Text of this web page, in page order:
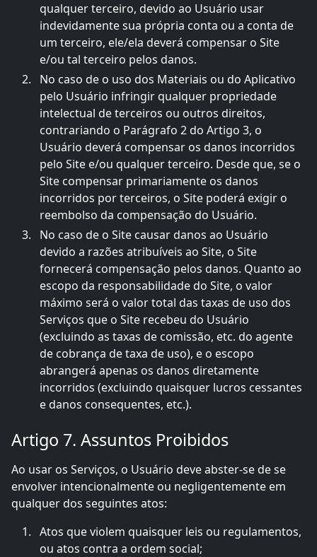
qualquer terceiro, devido ao Usuário usar
indevidamente sua própria conta ou a conta de
um terceiro, ele/ela deverá compensar o Site
e/ou tal terceiro pelos danos.
No caso de o uso dos Materiais ou do Aplicativo
pelo Usuário infringir qualquer propriedade
intelectual de terceiros ou outros direitos,
contrariando o Parágrafo 2 do Artigo 3, o
Usuário deverá compensar os danos incorridos
pelo Site e/ou qualquer terceiro. Desde que, se o
Site compensar primariamente os danos
incorridos por terceiros, o Site poderá exigir o
reembolso da compensação do Usuário.
No caso de o Site causar danos ao Usuário
devido a razões atribuíveis ao Site, o Site
fornecerá compensação pelos danos. Quanto ao
escopo da responsabilidade do Site, o valor
máximo será o valor total das taxas de uso dos
Serviços que o Site recebeu do Usuário
(excluindo as taxas de comissão, etc. do agente
de cobrança de taxa de uso), e o escopo
abrangerá apenas os danos diretamente
incorridos (excluindo quaisquer lucros cessantes
e danos consequentes, etc.).
Artigo 7. Assuntos Proibidos
Ao usar os Serviços, o Usuário deve abster-se de se
envolver intencionalmente ou negligentemente em
qualquer dos seguintes atos:
Atos que violem quaisquer leis ou regulamentos,
ou atos contra a ordem social;